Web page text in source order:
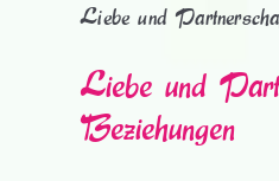
Liebe und
Liebe und
Beziehungen